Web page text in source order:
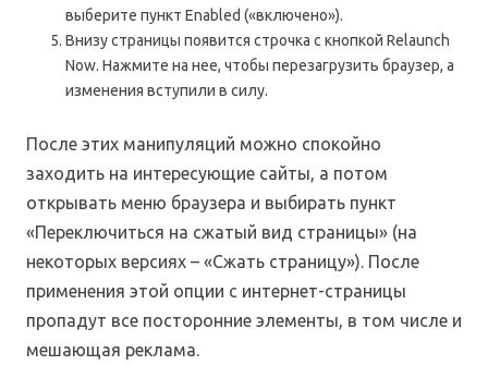
выберите пункт Enabled («включено»).
Внизу страницы появится строчка с кнопкой Relaunch
Now. Нажмите на нее, чтобы перезагрузить браузер, а
изменения вступили в силу.
После этих манипуляций можно спокойно
заходить на интересующие сайты, а потом
открывать меню браузера и выбирать пункт
«Переключиться на сжатый вид страницы» (на
некоторых версиях – «Сжать страницу»). После
применения этой опции с интернет-страницы
пропадут все посторонние элементы, в том числе и
мешающая реклама.